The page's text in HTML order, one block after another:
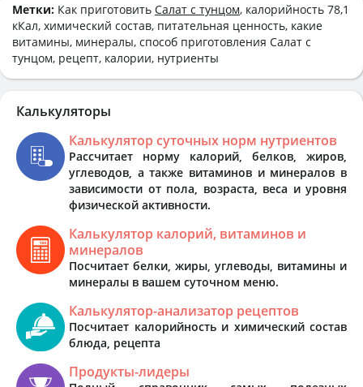
Метки: Как приготовить Салат с тунцом, калорийность 78,1
кКал, химический состав, питательная ценность, какие
витамины, минералы, способ приготовления Салат с
тунцом, рецепт, калории, нутриенты
Калькуляторы
Калькулятор суточных норм нутриентов
Рассчитает норму калорий, белков, жиров,
углеводов, а также витаминов и минералов в
зависимости от пола, возраста, веса и уровня
физической активности.
Калькулятор калорий, витаминов и
минералов
Посчитает белки, жиры, углеводы, витамины и
минералы в вашем суточном меню.
Калькулятор-анализатор рецептов
Посчитает калорийность и химический состав
блюда, рецепта
Продукты-лидеры